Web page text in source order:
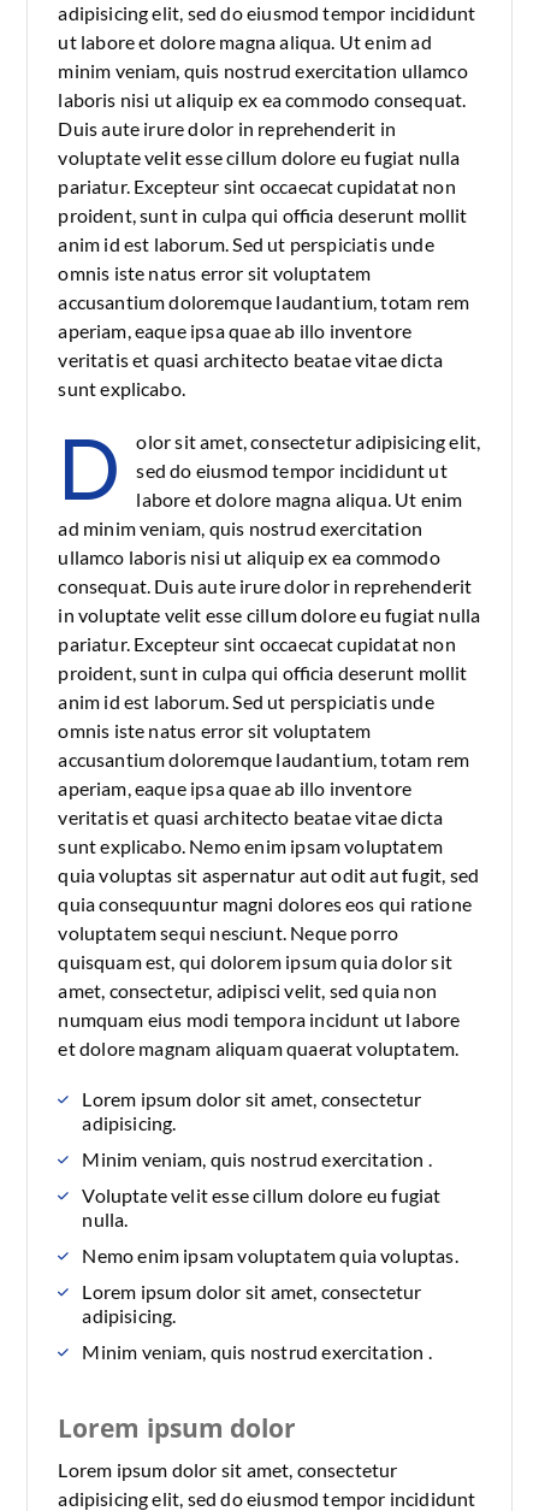
adipisicing elit, sed do eiusmod tempor incididunt
ut labore et dolore magna aliqua. Ut enim ad
minim veniam, quis nostrud exercitation ullamco
laboris nisi ut aliquip ex ea commodo consequat.
Duis aute irure dolor in reprehenderit in
voluptate velit esse cillum dolore eu fugiat nulla
pariatur. Excepteur sint occaecat cupidatat non
proident, sunt in culpa qui officia deserunt mollit
anim id est laborum. Sed ut perspiciatis unde
omnis iste natus error sit voluptatem
accusantium doloremque laudantium, totam rem
aperiam, eaque ipsa quae ab illo inventore
veritatis et quasi architecto beatae vitae dicta
sunt explicabo.
D
olor sit amet, consectetur adipisicing elit,
sed do eiusmod tempor incididunt ut
labore et dolore magna aliqua. Ut enim
ad minim veniam, quis nostrud exercitation
ullamco laboris nisi ut aliquip ex ea commodo
consequat. Duis aute irure dolor in reprehenderit
in voluptate velit esse cillum dolore eu fugiat nulla
pariatur. Excepteur sint occaecat cupidatat non
proident, sunt in culpa qui officia deserunt mollit
anim id est laborum. Sed ut perspiciatis unde
omnis iste natus error sit voluptatem
accusantium doloremque laudantium, totam rem
aperiam, eaque ipsa quae ab illo inventore
veritatis et quasi architecto beatae vitae dicta
sunt explicabo. Nemo enim ipsam voluptatem
quia voluptas sit aspernatur aut odit aut fugit, sed
quia consequuntur magni dolores eos qui ratione
voluptatem sequi nesciunt. Neque porro
quisquam est, qui dolorem ipsum quia dolor sit
amet, consectetur, adipisci velit, sed quia non
numquam eius modi tempora incidunt ut labore
et dolore magnam aliquam quaerat voluptatem.
Lorem ipsum dolor sit amet, consectetur
adipisicing.
Minim veniam, quis nostrud exercitation .
Voluptate velit esse cillum dolore eu fugiat
nulla.
Nemo enim ipsam voluptatem quia voluptas.
Lorem ipsum dolor sit amet, consectetur
adipisicing.
Minim veniam, quis nostrud exercitation .
Lorem ipsum dolor
Lorem ipsum dolor sit amet, consectetur
adipisicing elit, sed do eiusmod tempor incididunt